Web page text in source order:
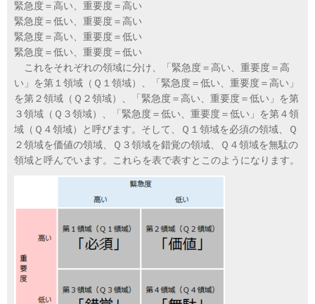
緊急度＝高い、重要度＝高い
緊急度＝低い、重要度＝高い
緊急度＝高い、重要度＝低い
緊急度＝低い、重要度＝低い
これをそれぞれの領域に分け、「緊急度＝高い、重要度＝高
い」を第１領域（Ｑ１領域）、「緊急度＝低い、重要度＝高い」
を第２領域（Ｑ２領域）、「緊急度＝高い、重要度＝低い」を第
３領域（Ｑ３領域）、「緊急度＝低い、重要度＝低い」を第４領
域（Ｑ４領域）と呼びます。そして、Ｑ１領域を必須の領域、Ｑ
２領域を価値の領域、Ｑ３領域を錯覚の領域、Ｑ４領域を無駄の
領域と呼んでいます。これらを表で表すとこのようになります。